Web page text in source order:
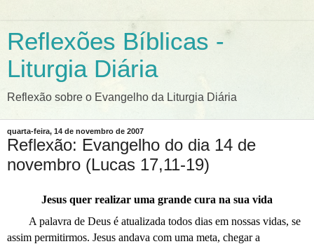
Reflexões Bíblicas -
Liturgia Diária
Reflexão sobre o Evangelho da Liturgia Diária
quarta-feira, 14 de novembro de 2007
Reflexão: Evangelho do dia 14 de
novembro (Lucas 17,11-19)
Jesus quer realizar uma grande cura na sua vida
A palavra de Deus é atualizada todos dias em nossas vidas, se
assim permitirmos. Jesus andava com uma meta, chegar a